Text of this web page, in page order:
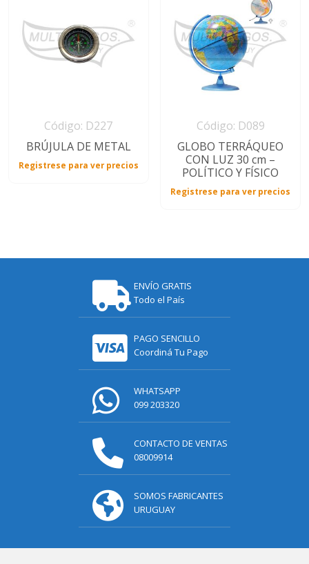
Código: D227
BRÚJULA DE METAL
Registrese para ver precios
Código: D089
GLOBO TERRÁQUEO
CON LUZ 30 cm –
POLÍTICO Y FÍSICO
Registrese para ver precios
ENVÍO GRATIS
Todo el País
PAGO SENCILLO
Coordiná Tu Pago
WHATSAPP
099 203320
CONTACTO DE VENTAS
08009914
SOMOS FABRICANTES
URUGUAY